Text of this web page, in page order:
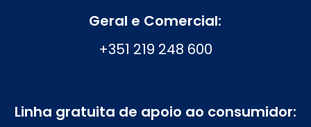
Geral e Comercial:
+351 219 248 600
Linha gratuita de apoio ao consumidor: